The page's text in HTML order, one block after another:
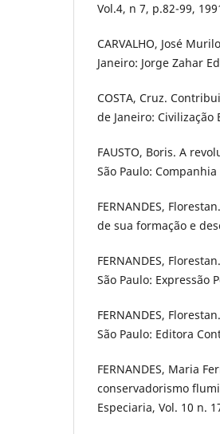
Vol.4, n 7, p.82-99,
CARVALHO, José
Janeiro: Jorge Zahar
COSTA, Cruz.
de Janeiro: Civilização
FAUSTO, Boris. A
São Paulo:
FERNANDES,
de sua formação e
FERNANDES,
São Paulo: Expressão
FERNANDES,
São Paulo: Editora
FERNANDES, Maria
conservadorismo
Especiaria, Vol. 10 n.